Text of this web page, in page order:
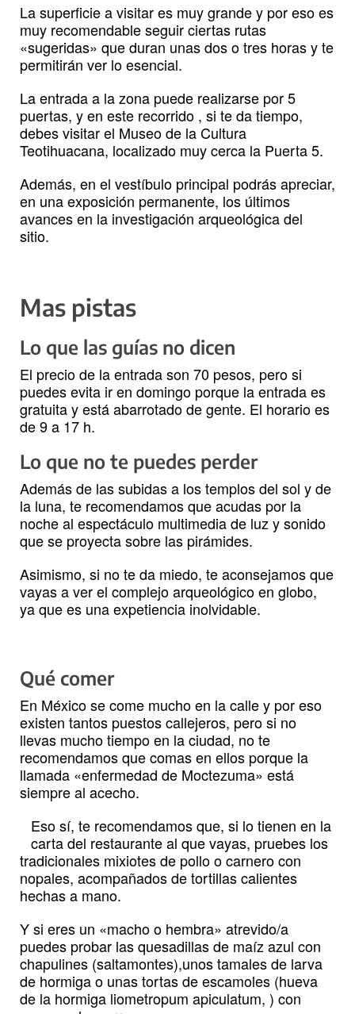
La superficie a visitar es muy grande y por eso es
muy recomendable seguir ciertas rutas
«sugeridas» que duran unas dos o tres horas y te
permitirán ver lo esencial.
La entrada a la zona puede realizarse por 5
puertas, y en este recorrido , si te da tiempo,
debes visitar el Museo de la Cultura
Teotihuacana, localizado muy cerca la Puerta 5.
Además, en el vestíbulo principal podrás apreciar,
en una exposición permanente, los últimos
avances en la investigación arqueológica del
sitio.
Mas pistas
Lo que las guías no dicen
El precio de la entrada son 70 pesos, pero si
puedes evita ir en domingo porque la entrada es
gratuita y está abarrotado de gente. El horario es
de 9 a 17 h.
Lo que no te puedes perder
Además de las subidas a los templos del sol y de
la luna, te recomendamos que acudas por la
noche al espectáculo multimedia de luz y sonido
que se proyecta sobre las pirámides.
Asimismo, si no te da miedo, te aconsejamos que
vayas a ver el complejo arqueológico en globo,
ya que es una expetiencia inolvidable.
Qué comer
En México se come mucho en la calle y por eso
existen tantos puestos callejeros, pero si no
llevas mucho tiempo en la ciudad, no te
recomendamos que comas en ellos porque la
llamada «enfermedad de Moctezuma» está
siempre al acecho.
Eso sí, te recomendamos que, si lo tienen en la
carta del restaurante al que vayas, pruebes los
tradicionales mixiotes de pollo o carnero con
nopales, acompañados de tortillas calientes
hechas a mano.
Y si eres un «macho o hembra» atrevido/a
puedes probar las quesadillas de maíz azul con
chapulines (saltamontes),unos tamales de larva
de hormiga o unas tortas de escamoles (hueva
de la hormiga liometropum apiculatum, ) con